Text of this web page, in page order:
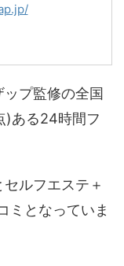
プ監修の全国
)ある24時間フ
ルフエステ＋
ミとなっていま